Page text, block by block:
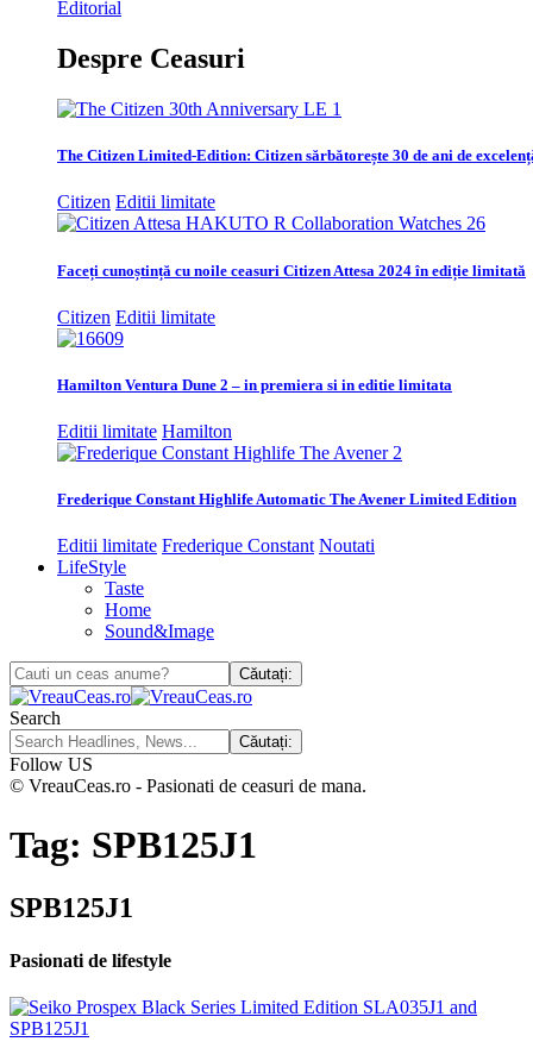
Editorial
Despre Ceasuri
The Citizen Limited-Edition: Citizen sărbătorește 30 de ani de
Citizen Editii limitate
Faceți cunoștință cu noile ceasuri Citizen Attesa 2024 în ediție limitată
Citizen Editii limitate
Hamilton Ventura Dune 2 – in premiera si in editie limitata
Editii limitate Hamilton
Frederique Constant Highlife Automatic The Avener Limited Edition
Editii limitate Frederique Constant Noutati
LifeStyle
Taste
Home
Sound&Image
Search
Follow US
© VreauCeas.ro - Pasionati de ceasuri de mana.
Tag: SPB125J1
SPB125J1
Pasionati de lifestyle